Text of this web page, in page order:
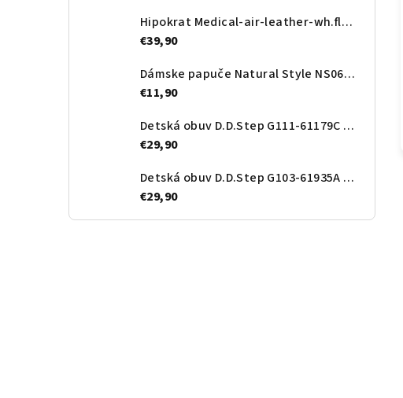
Hipokrat Medical-air-leather-wh.flower
€39,90
Dámske papuče Natural Style NS068 Béž
€11,90
Detská obuv D.D.Step G111-61179C Rose gold
€29,90
Detská obuv D.D.Step G103-61935A Royal Blue
€29,90